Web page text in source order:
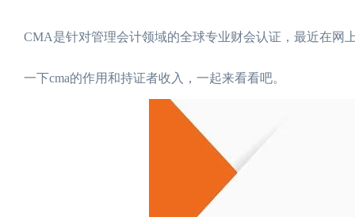
CMA是针对管理会计领域的全球专业财会认证，最近在网
一下cma的作用和持证者收入，一起来看看吧。